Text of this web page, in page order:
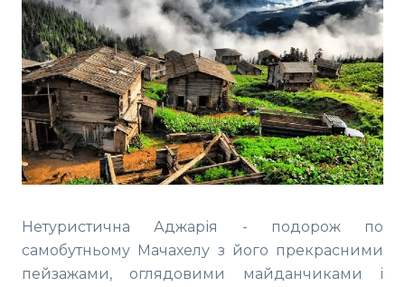
Нетуристична Аджарія - подорож по
самобутньому Мачахелу з його прекрасними
пейзажами, оглядовими майданчиками і